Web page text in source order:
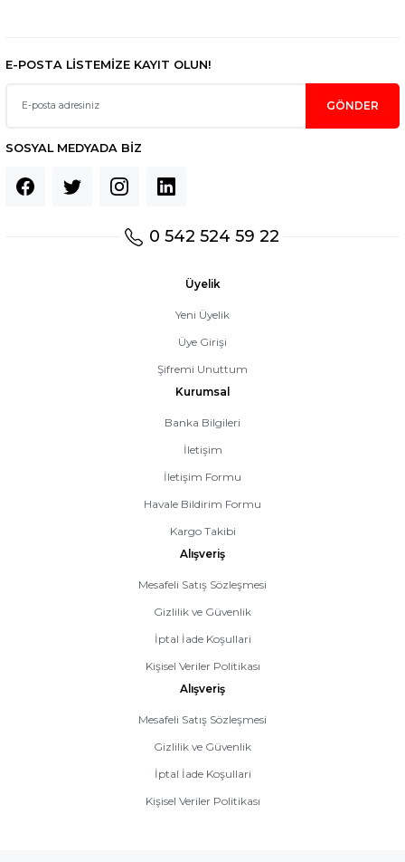
E-POSTA LİSTEMİZE KAYIT OLUN!
GÖNDER
SOSYAL MEDYADA BİZ
0 542 524 59 22
Üyelik
Yeni Üyelik
Üye Girişi
Şifremi Unuttum
Kurumsal
Banka Bilgileri
İletişim
İletişim Formu
Havale Bildirim Formu
Kargo Takibi
Alışveriş
Mesafeli Satış Sözleşmesi
Gizlilik ve Güvenlik
İptal İade Koşullari
Kişisel Veriler Politikası
Alışveriş
Mesafeli Satış Sözleşmesi
Gizlilik ve Güvenlik
İptal İade Koşullari
Kişisel Veriler Politikası